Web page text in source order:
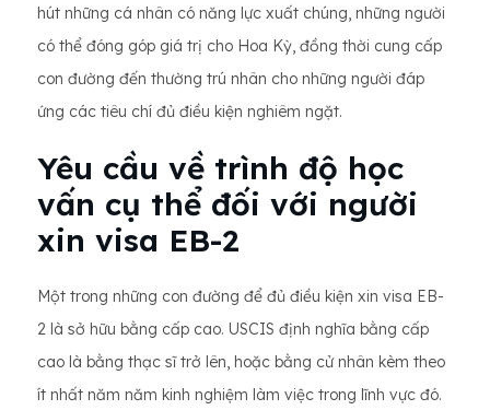
hút những cá nhân có năng lực xuất chúng, những người
có thể đóng góp giá trị cho Hoa Kỳ, đồng thời cung cấp
con đường đến thường trú nhân cho những người đáp
ứng các tiêu chí đủ điều kiện nghiêm ngặt.
Yêu cầu về trình độ học
vấn cụ thể đối với người
xin visa EB-2
Một trong những con đường để đủ điều kiện xin visa EB-
2 là sở hữu bằng cấp cao. USCIS định nghĩa bằng cấp
cao là bằng thạc sĩ trở lên, hoặc bằng cử nhân kèm theo
ít nhất năm năm kinh nghiệm làm việc trong lĩnh vực đó.